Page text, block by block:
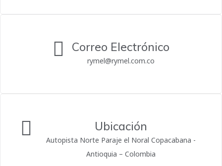
Correo Electrónico
rymel@rymel.com.co
Ubicación
Autopista Norte Paraje el Noral Copacabana -
Antioquia – Colombia